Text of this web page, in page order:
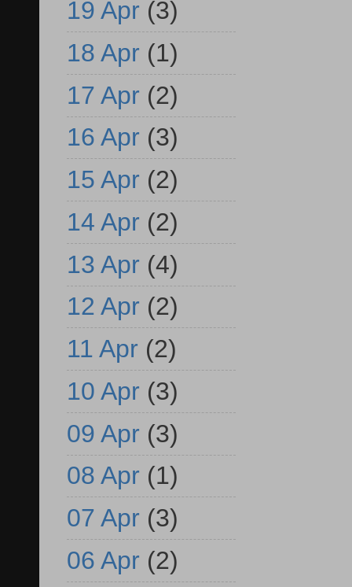
19 Apr (3)
18 Apr (1)
17 Apr (2)
16 Apr (3)
15 Apr (2)
14 Apr (2)
13 Apr (4)
12 Apr (2)
11 Apr (2)
10 Apr (3)
09 Apr (3)
08 Apr (1)
07 Apr (3)
06 Apr (2)